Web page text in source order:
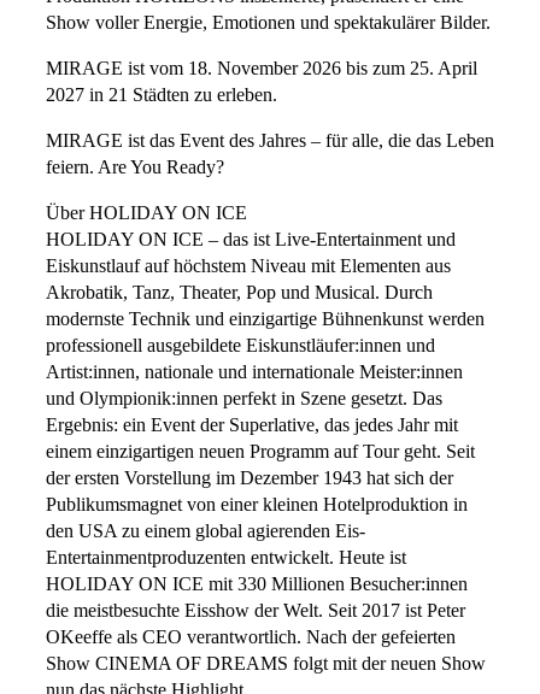
Show voller Energie, Emotionen und spektakulärer Bilder.
MIRAGE ist vom 18. November 2026 bis zum 25. April
2027 in 21 Städten zu erleben.
MIRAGE ist das Event des Jahres – für alle, die das Leben
feiern. Are You Ready?
Über HOLIDAY ON ICE
HOLIDAY ON ICE – das ist Live-Entertainment und
Eiskunstlauf auf höchstem Niveau mit Elementen aus
Akrobatik, Tanz, Theater, Pop und Musical. Durch
modernste Technik und einzigartige Bühnenkunst werden
professionell ausgebildete Eiskunstläufer:innen und
Artist:innen, nationale und internationale Meister:innen
und Olympionik:innen perfekt in Szene gesetzt. Das
Ergebnis: ein Event der Superlative, das jedes Jahr mit
einem einzigartigen neuen Programm auf Tour geht. Seit
der ersten Vorstellung im Dezember 1943 hat sich der
Publikumsmagnet von einer kleinen Hotelproduktion in
den USA zu einem global agierenden Eis-
Entertainmentproduzenten entwickelt. Heute ist
HOLIDAY ON ICE mit 330 Millionen Besucher:innen
die meistbesuchte Eisshow der Welt. Seit 2017 ist Peter
OKeeffe als CEO verantwortlich. Nach der gefeierten
Show CINEMA OF DREAMS folgt mit der neuen Show